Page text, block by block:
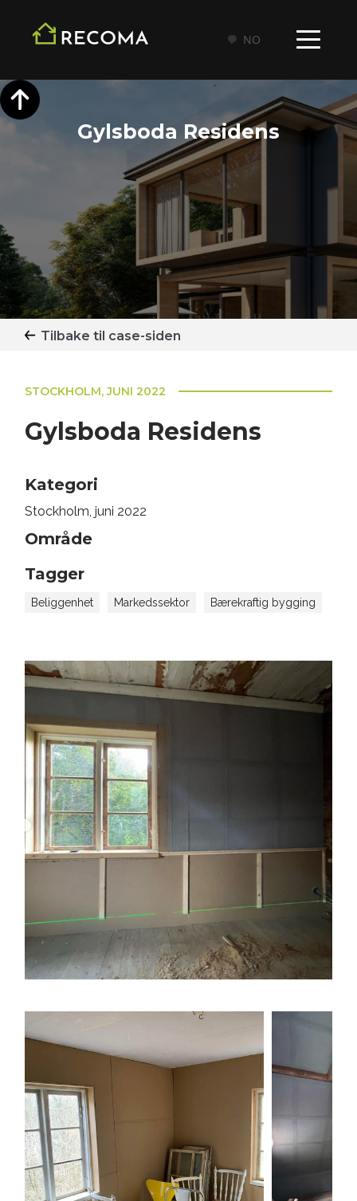
NO
Gylsboda Residens
Tilbake til case-siden
STOCKHOLM, JUNI 2022
Gylsboda Residens
Kategori
Stockholm, juni 2022
Område
Tagger
Beliggenhet Markedssektor Bærekraftig bygging